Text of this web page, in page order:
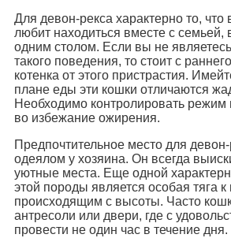
Для девон-рекса характерно то,
любит находиться вместе с семьей,
одним столом. Если вы не
такого поведения, то стоит с
котенка от этого пристрастия.
плане еды эти кошки отличаются
Необходимо контролировать
во избежание ожирения.
Предпочтительное место для
одеялом у хозяина. Он всегда
уютные места. Еще одной
этой породы является особая тяга
происходящим с высоты. Часто
антресоли или двери, где с
провести не один час в течение дня.